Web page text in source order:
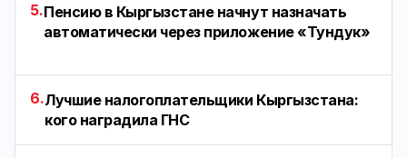
5.Пенсию в Кыргызстане начнут назначать
автоматически через приложение «Тундук»
6.Лучшие налогоплательщики Кыргызстана:
кого наградила ГНС